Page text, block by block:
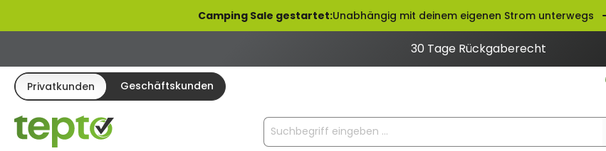
Zur Hauptnavigation springenCamping Sale gestartet:Unabhängig mit deinem eigenen Strom unterwegs
30 Tage Rückgaberecht
Privatkunden Geschäftskunden